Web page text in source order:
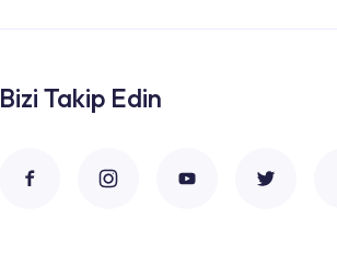
Bizi Takip Edin